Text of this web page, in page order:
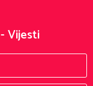
Vijesti